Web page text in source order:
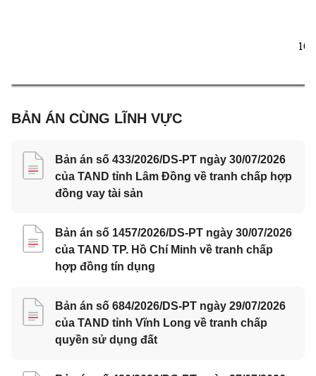
10
BẢN ÁN CÙNG LĨNH VỰC
Bản án số 433/2026/DS-PT ngày 30/07/2026
của TAND tỉnh Lâm Đồng về tranh chấp hợp
đồng vay tài sản
Bản án số 1457/2026/DS-PT ngày 30/07/2026
của TAND TP. Hồ Chí Minh về tranh chấp
hợp đồng tín dụng
Bản án số 684/2026/DS-PT ngày 29/07/2026
của TAND tỉnh Vĩnh Long về tranh chấp
quyền sử dụng đất